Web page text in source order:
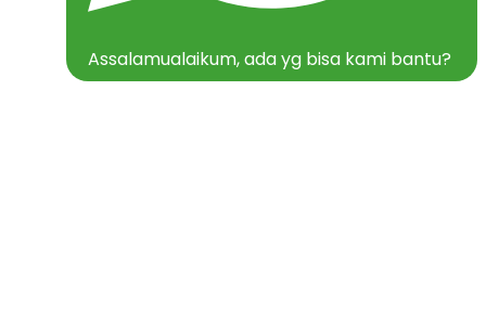
Assalamualaikum, ada yg bisa kami bantu?